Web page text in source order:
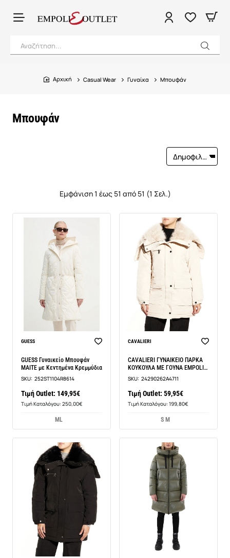
Αναζήτηση...
Μπουφάν
home
Casual Wear Γυναίκα Μπουφάν
Εμφάνιση 1 έως 51 από 51 (1 Σελ.)
BEST SELLER
GUESS
GUESS Γυναικείο Μπουφάν
MAITE με Κεντημένα Κρεμμύδια
SKU: 252ST1104R8614
Τιμή Outlet: 149,95€
Τιμή Καταλόγου: 250,00€
M L
CAVALIERI
CAVALIERI ΓΥΝΑΙΚΕΙΟ ΠΑΡΚΑ
ΚΟΥΚΟΥΛΑ ΜΕ ΓΟΥΝΑ EMPOLI
COLLECTION LA609
SKU: 24290262A4711
Τιμή Outlet: 59,95€
Τιμή Καταλόγου: 199,80€
S M